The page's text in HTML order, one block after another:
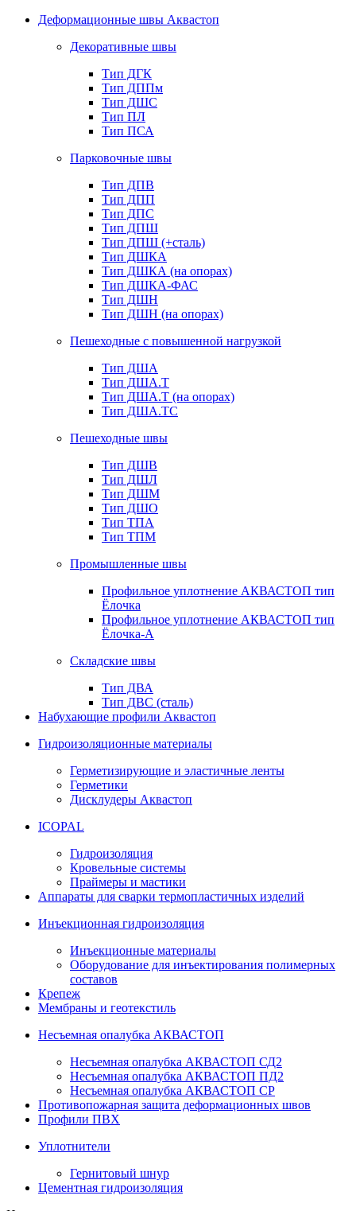
Деформационные швы Аквастоп
Декоративные швы
Тип ДГК
Тип ДППм
Тип ДШС
Тип ПЛ
Тип ПСА
Парковочные швы
Тип ДПВ
Тип ДПП
Тип ДПС
Тип ДПШ
Тип ДПШ (+сталь)
Тип ДШКА
Тип ДШКА (на опорах)
Тип ДШКА-ФАС
Тип ДШН
Тип ДШН (на опорах)
Пешеходные с повышенной нагрузкой
Тип ДША
Тип ДША.Т
Тип ДША.Т (на опорах)
Тип ДША.ТС
Пешеходные швы
Тип ДШВ
Тип ДШЛ
Тип ДШМ
Тип ДШО
Тип ТПА
Тип ТПМ
Промышленные швы
Профильное уплотнение АКВАСТОП тип
Ёлочка
Профильное уплотнение АКВАСТОП тип
Ёлочка-А
Складские швы
Тип ДВА
Тип ДВС (сталь)
Набухающие профили Аквастоп
Гидроизоляционные материалы
Герметизирующие и эластичные ленты
Герметики
Дисклудеры Аквастоп
ICOPAL
Гидроизоляция
Кровельные системы
Праймеры и мастики
Аппараты для сварки термопластичных изделий
Инъекционная гидроизоляция
Инъекционные материалы
Оборудование для инъектирования полимерных
составов
Крепеж
Мембраны и геотекстиль
Несъемная опалубка АКВАСТОП
Несъемная опалубка АКВАСТОП СД2
Несъемная опалубка АКВАСТОП ПД2
Несъемная опалубка АКВАСТОП СР
Противопожарная защита деформационных швов
Профили ПВХ
Уплотнители
Гернитовый шнур
Цементная гидроизоляция